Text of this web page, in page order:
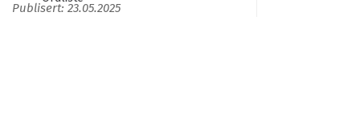
Publisert: 23.05.2025